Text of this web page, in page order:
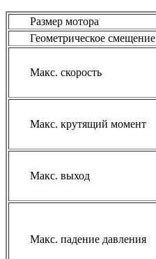
Размер мотора
Геометрическое смещение
Макс. скорость
Макс. крутящий момент
Макс. выход
Макс. падение давления